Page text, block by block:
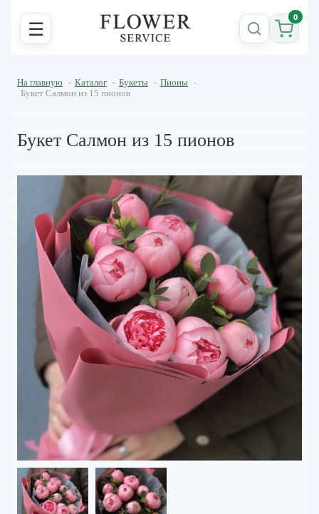
☰ 0
На главную - Каталог - Букеты - Пионы -
Букет Салмон из 15 пионов
Букет Салмон из 15 пионов